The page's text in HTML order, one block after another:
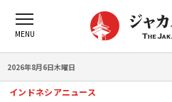
2026年8月6日木曜日
インドネシアニュース